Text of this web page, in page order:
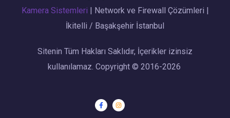
Kamera Sistemleri | Network ve Firewall Çözümleri |
İkitelli / Başakşehir İstanbul
Sitenin Tüm Hakları Saklıdır, İçerikler izinsiz
kullanılamaz. Copyright © 2016-2026